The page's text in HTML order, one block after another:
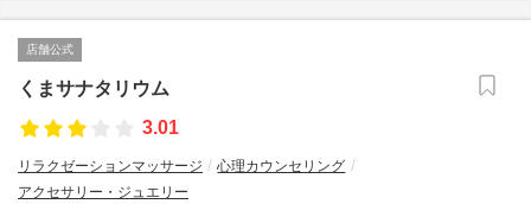
店舗公式
くまサナタリウム
3.01
リラクゼーションマッサージ
心理カウンセリング
アクセサリー・ジュエリー